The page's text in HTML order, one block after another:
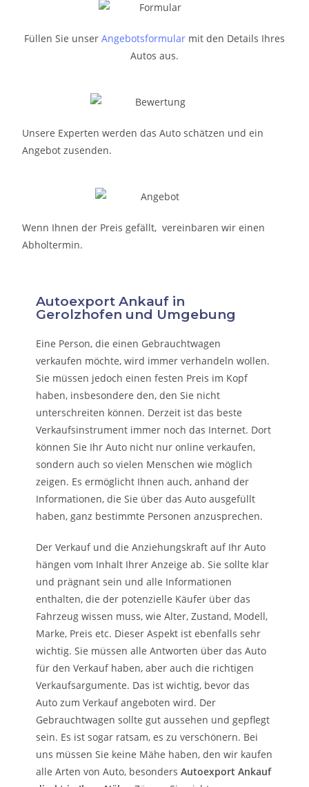
Füllen Sie unser Angebotsformular mit den Details Ihres
Autos aus.
Unsere Experten werden das Auto schätzen und ein
Angebot zusenden.
Wenn Ihnen der Preis gefällt, vereinbaren wir einen
Abholtermin.
Autoexport Ankauf in
Gerolzhofen und Umgebung
Eine Person, die einen Gebrauchtwagen
verkaufen möchte, wird immer verhandeln wollen.
Sie müssen jedoch einen festen Preis im Kopf
haben, insbesondere den, den Sie nicht
unterschreiten können. Derzeit ist das beste
Verkaufsinstrument immer noch das Internet. Dort
können Sie Ihr Auto nicht nur online verkaufen,
sondern auch so vielen Menschen wie möglich
zeigen. Es ermöglicht Ihnen auch, anhand der
Informationen, die Sie über das Auto ausgefüllt
haben, ganz bestimmte Personen anzusprechen.
Der Verkauf und die Anziehungskraft auf Ihr Auto
hängen vom Inhalt Ihrer Anzeige ab. Sie sollte klar
und prägnant sein und alle Informationen
enthalten, die der potenzielle Käufer über das
Fahrzeug wissen muss, wie Alter, Zustand, Modell,
Marke, Preis etc. Dieser Aspekt ist ebenfalls sehr
wichtig. Sie müssen alle Antworten über das Auto
für den Verkauf haben, aber auch die richtigen
Verkaufsargumente. Das ist wichtig, bevor das
Auto zum Verkauf angeboten wird. Der
Gebrauchtwagen sollte gut aussehen und gepflegt
sein. Es ist sogar ratsam, es zu verschönern. Bei
uns müssen Sie keine Mähe haben, den wir kaufen
alle Arten von Auto, besondersAutoexport Ankauf